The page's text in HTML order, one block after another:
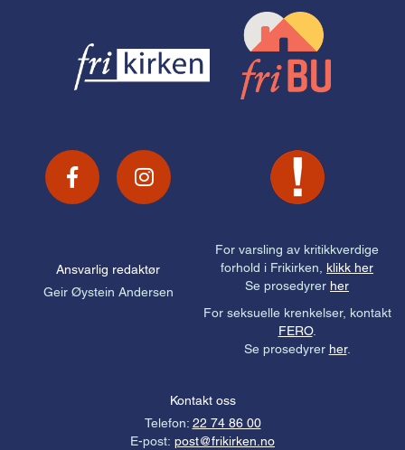
Kontakt oss
Telefon: 22 74 86 00
E-post: post@frikirken.no
Ansvarlig redaktør
Geir Øystein Andersen
For varsling av kritikkverdige
forhold i Frikirken, klikk her
Se prosedyrer her
For seksuelle krenkelser, kontakt
FERO.
Se prosedyrer her.